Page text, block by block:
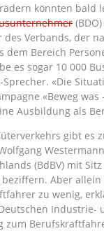
könnten bald
Verbands, der
Bereich
es sogar 10 000
«Die
«Beweg
Ausbildung als
gibt es
(BdBV) mit
Aber
zu wenig,
Industrie-